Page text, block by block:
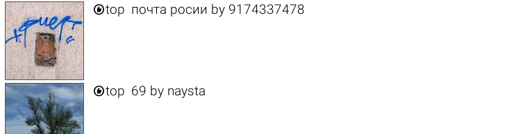
top почта росии by 9174337478
top 69 by naysta